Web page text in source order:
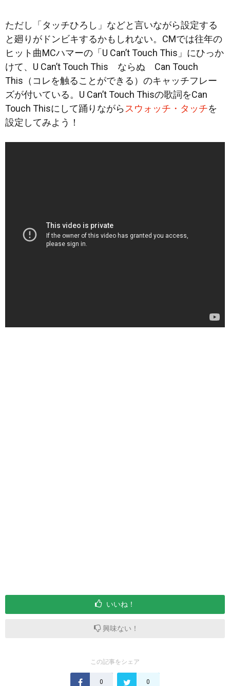
ただし「タッチひろし」などと言いながら設定する
と廻りがドンビキするかもしれない。CMでは往年の
ヒット曲MCハマーの「U Can’t Touch This」にひっか
けて、U Can’t Touch This ならぬ Can Touch
This（コレを触ることができる）のキャッチフレー
ズが付いている。U Can’t Touch Thisの歌詞をCan
Touch Thisにして踊りながら スウォッチ・タッチを
設定してみよう！
いいね！
興味ない！
この記事をシェア
0 0